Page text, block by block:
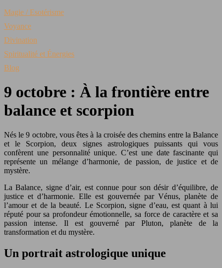
Magie / Esotérisme
Voyance
Divination
Spiritualité et Énergies
Blog
9 octobre : À la frontière entre
balance et scorpion
Nés le 9 octobre, vous êtes à la croisée des chemins entre la Balance
et le Scorpion, deux signes astrologiques puissants qui vous
confèrent une personnalité unique. C’est une date fascinante qui
représente un mélange d’harmonie, de passion, de justice et de
mystère.
La Balance, signe d’air, est connue pour son désir d’équilibre, de
justice et d’harmonie. Elle est gouvernée par Vénus, planète de
l’amour et de la beauté. Le Scorpion, signe d’eau, est quant à lui
réputé pour sa profondeur émotionnelle, sa force de caractère et sa
passion intense. Il est gouverné par Pluton, planète de la
transformation et du mystère.
Un portrait astrologique unique